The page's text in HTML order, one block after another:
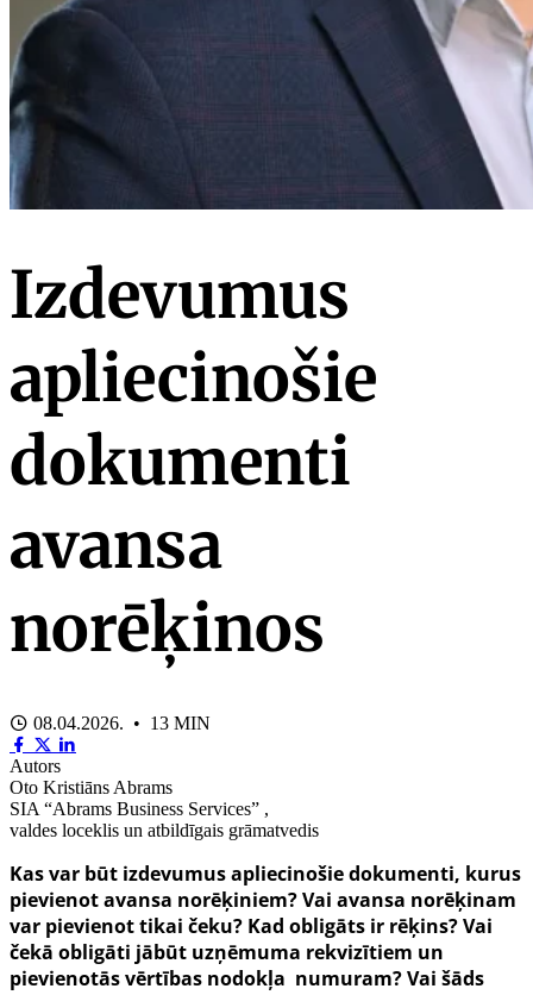
Izdevumus
apliecinošie
dokumenti
avansa
norēķinos
08.04.2026. • 13 MIN
Autors
Oto Kristiāns Abrams
SIA “Abrams Business Services” ,
valdes loceklis un atbildīgais grāmatvedis
Kas var būt izdevumus apliecinošie dokumenti, kurus
pievienot avansa norēķiniem? Vai avansa norēķinam
var pievienot tikai čeku? Kad obligāts ir rēķins? Vai
čekā obligāti jābūt uzņēmuma rekvizītiem un
pievienotās vērtības nodokļa numuram? Vai šāds